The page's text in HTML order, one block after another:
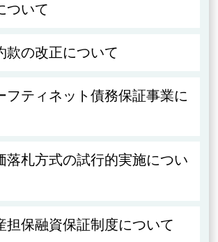
ついて
款の改正について
フティネット債務保証事業に
落札方式の試行的実施につい
担保融資保証制度について